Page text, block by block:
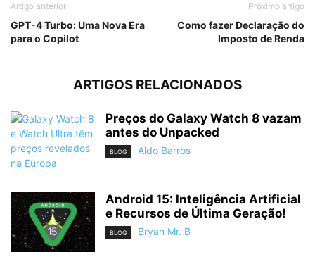
Artigo anterior
GPT-4 Turbo: Uma Nova Era
para o Copilot
Próximo artigo
Como fazer Declaração do
Imposto de Renda
ARTIGOS RELACIONADOS
Preços do Galaxy Watch 8 vazam
antes do Unpacked
BLOG Aldo Barros
Android 15: Inteligência Artificial
e Recursos de Última Geração!
BLOG Bryan Mr. B